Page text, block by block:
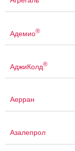
Адемио®
АджиКолд®
Аерран
Азалепрол